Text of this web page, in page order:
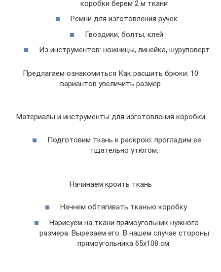
коробки берем 2 м ткани
Ремни для изготовления ручек
Гвоздики, болты, клей
Из инструментов: ножницы, линейка, шуруповерт
Предлагаем ознакомиться Как расшить брюки: 10
вариантов увеличить размер
Материалы и инструменты для изготовления коробки
Подготовим ткань к раскрою: прогладим ее
тщательно утюгом.
Начинаем кроить ткань
Начнем обтягивать тканью коробку.
Нарисуем на ткани прямоугольник нужного
размера. Вырезаем его. В нашем случае стороны
прямоугольника 65х108 см.